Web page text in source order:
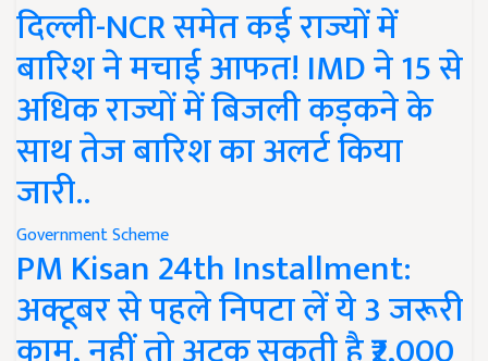
दिल्ली-NCR समेत कई राज्यों में
बारिश ने मचाई आफत! IMD ने 15 से
अधिक राज्यों में बिजली कड़कने के
साथ तेज बारिश का अलर्ट किया
जारी..
Government Scheme
PM Kisan 24th Installment:
अक्टूबर से पहले निपटा लें ये 3 जरूरी